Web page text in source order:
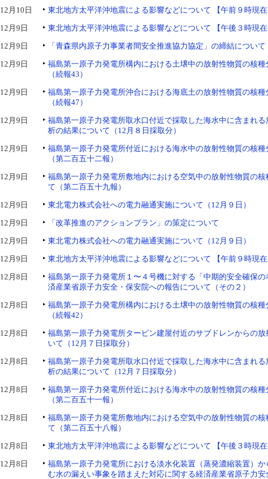
12月10日
東北地方太平洋沖地震による影響などについて 【午前９時現
12月9日
東北地方太平洋沖地震による影響などについて 【午後３時現
12月9日
「青森県内原子力事業者間安全推進協力協定」の締結について
12月9日
福島第一原子力発電所構内における土壌中の放射性物質の核
（続報43）
12月9日
福島第一原子力発電所沖合における海底土の放射性物質の核
（続報47）
12月9日
福島第一原子力発電所取水口付近で採取した海水中に含まれ
析の結果について（12月８日採取分）
12月9日
福島第一原子力発電所付近における海水中の放射性物質の核
（第二百五十二報）
12月9日
福島第一原子力発電所敷地内における空気中の放射性物質の
て（第二百五十九報）
12月9日
東北電力株式会社への電力融通実施について（12月９日）
12月9日
「改革推進のアクションプラン」の策定について
12月9日
東北電力株式会社への電力融通実施について（12月９日）
12月9日
東北地方太平洋沖地震による影響などについて 【午前９時現
12月8日
福島第一原子力発電所１〜４号機に対する「中期的安全確保
済産業省原子力安全・保安院への報告について（その２）
12月8日
福島第一原子力発電所構内における土壌中の放射性物質の核
（続報42）
12月8日
福島第一原子力発電所タービン建屋付近のサブドレンからの
いて（12月７日採取分）
12月8日
福島第一原子力発電所取水口付近で採取した海水中に含まれ
析の結果について（12月７日採取分）
12月8日
福島第一原子力発電所付近における海水中の放射性物質の核
（第二百五十一報）
12月8日
福島第一原子力発電所敷地内における空気中の放射性物質の
て（第二百五十八報）
12月8日
東北地方太平洋沖地震による影響などについて 【午後３時現
12月8日
福島第一原子力発電所における淡水化装置（蒸発濃縮装置）
む水の漏えい事象を踏まえた対応に関する経済産業省原子力